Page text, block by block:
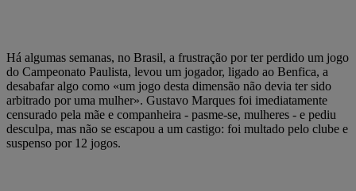
Há algumas semanas, no Brasil, a frustração por ter perdido um jogo
do Campeonato Paulista, levou um jogador, ligado ao Benfica, a
desabafar algo como «um jogo desta dimensão não devia ter sido
arbitrado por uma mulher». Gustavo Marques foi imediatamente
censurado pela mãe e companheira - pasme-se, mulheres - e pediu
desculpa, mas não se escapou a um castigo: foi multado pelo clube e
suspenso por 12 jogos.